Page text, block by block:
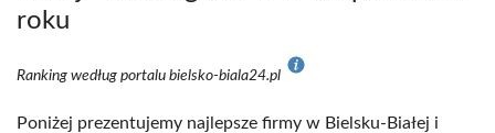
roku
Ranking według portalu bielsko-biala24.pl
Poniżej prezentujemy najlepsze firmy w Bielsku-Białej i